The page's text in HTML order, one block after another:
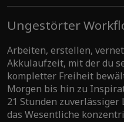
Ungestörter
Arbeiten, erstellen,
Akkulaufzeit, mit der du
kompletter Freiheit
Morgen bis hin zu
21 Stunden
das Wesentliche